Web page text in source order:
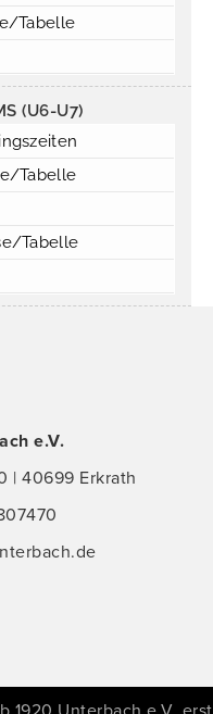
Tabelle
(U6-U7)
Tabelle
Tabelle
e.V.
| 40699 Erkrath